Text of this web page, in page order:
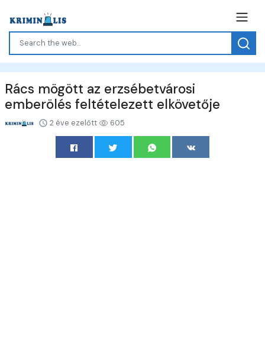
Rács mögött az erzsébetvárosi
emberölés feltételezett elkövetője
2 éve ezelőtt 605